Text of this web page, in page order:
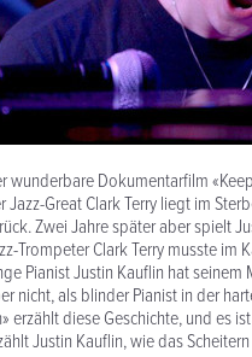
wunderbare Dokumentarfilm
Jazz-Great Clark Terry liegt im
Zwei Jahre später aber spielt
Trompeter Clark Terry musste im
Pianist Justin Kauflin hat
nicht, als blinder Pianist in der
erzählt diese Geschichte, und es
Justin Kauflin, wie das